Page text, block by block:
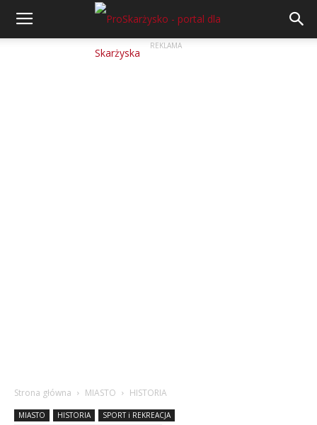
REKLAMA
Strona główna MIASTO HISTORIA
MIASTO HISTORIA
SPORT i REKREACJA